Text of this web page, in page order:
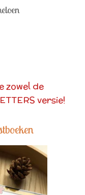
zowel de
versie!